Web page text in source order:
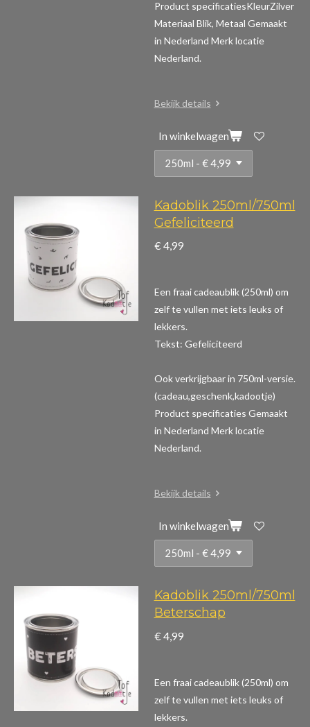
Product specificatiesKleurZilver
Materiaal Blik, Metaal Gemaakt
in Nederland Merk locatie
Nederland.
Bekijk details
In winkelwagen
Kadoblik 250ml/750ml
Gefeliciteerd
€ 4,99
Een fraai cadeaublik (250ml) om
zelf te vullen met iets leuks of
lekkers.
Tekst: Gefeliciteerd
Ook verkrijgbaar in 750ml-versie.
(cadeau,geschenk,kadootje)
Product specificaties Gemaakt
in Nederland Merk locatie
Nederland.
Bekijk details
In winkelwagen
Kadoblik 250ml/750ml
Beterschap
€ 4,99
Een fraai cadeaublik (250ml) om
zelf te vullen met iets leuks of
lekkers.